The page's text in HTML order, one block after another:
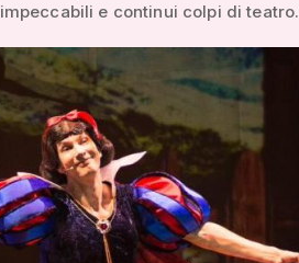
e continui colpi di teatro.